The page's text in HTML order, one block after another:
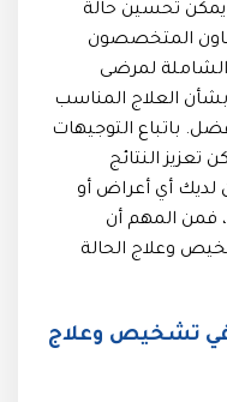
يمكن تحسين حالة
المتخصصون
الشاملة لمرضى
بشأن العلاج المناسب
باتباع التوجيهات
النتائج
لديك أي أعراض أو
المهم أن
وعلاج الحالة
تشخيص وعلاج